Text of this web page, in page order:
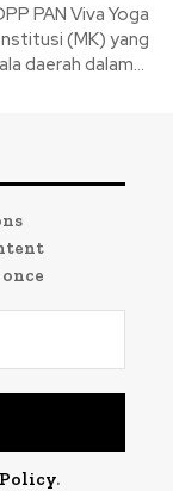
PAN Viva Yoga
(MK) yang
daerah dalam...
.